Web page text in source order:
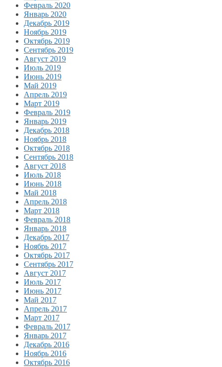
Февраль 2020
Январь 2020
Декабрь 2019
Ноябрь 2019
Октябрь 2019
Сентябрь 2019
Август 2019
Июль 2019
Июнь 2019
Май 2019
Апрель 2019
Март 2019
Февраль 2019
Январь 2019
Декабрь 2018
Ноябрь 2018
Октябрь 2018
Сентябрь 2018
Август 2018
Июль 2018
Июнь 2018
Май 2018
Апрель 2018
Март 2018
Февраль 2018
Январь 2018
Декабрь 2017
Ноябрь 2017
Октябрь 2017
Сентябрь 2017
Август 2017
Июль 2017
Июнь 2017
Май 2017
Апрель 2017
Март 2017
Февраль 2017
Январь 2017
Декабрь 2016
Ноябрь 2016
Октябрь 2016